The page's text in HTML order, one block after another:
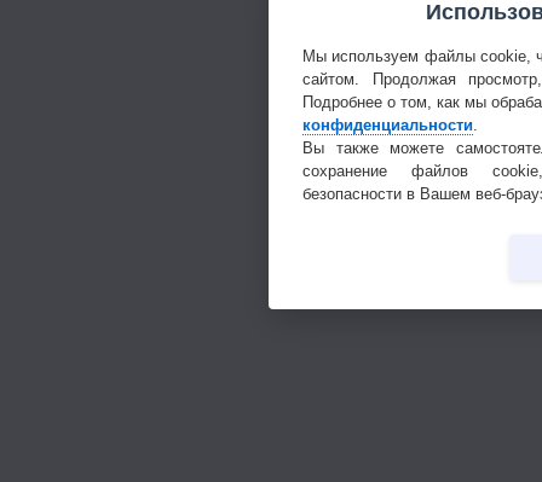
Мы используем файлы cookie,
сайтом. Продолжая
Подробнее о том, как мы
конфиденциальности.
Вы также можете
сохранение файлов
безопасности в Вашем веб-